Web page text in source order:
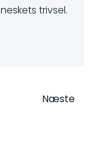
trivsel.
Næste